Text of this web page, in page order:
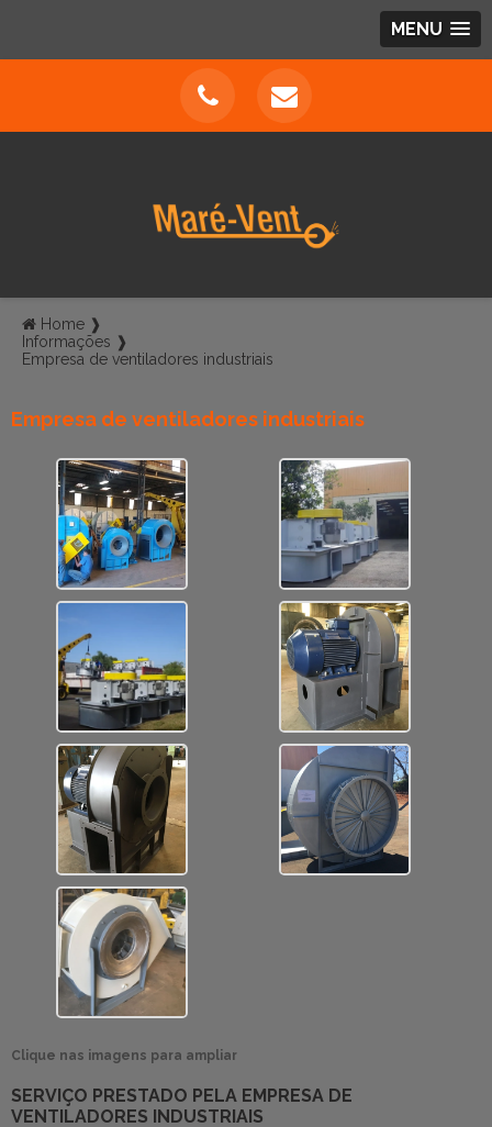
MENU
Home ❱
Informações ❱
Empresa de ventiladores industriais
Empresa de ventiladores industriais
Clique nas imagens para ampliar
SERVIÇO PRESTADO PELA EMPRESA DE
VENTILADORES INDUSTRIAIS